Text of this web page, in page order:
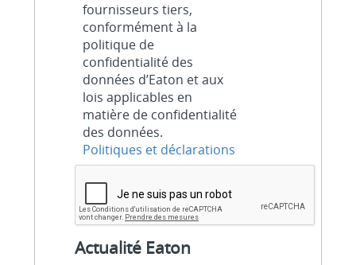
fournisseurs tiers,
conformément à la
politique de
confidentialité des
données d’Eaton et aux
lois applicables en
matière de confidentialité
des données.
Politiques et déclarations
Actualité Eaton